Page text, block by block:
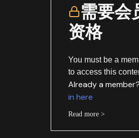
需要会
资格
You must be a
to access this
Already a member?
in here
Read more >